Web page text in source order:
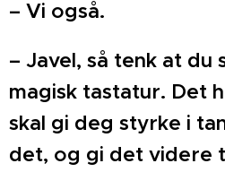
– Vi også.
– Javel, så tenk at du
magisk tastatur. Det
skal gi deg styrke i
det, og gi det videre